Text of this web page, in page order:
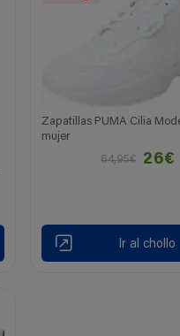
Zapatillas PUMA Cilia
mujer
64,95€
26€
Ir al chollo